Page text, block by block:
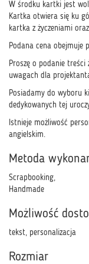
W środku kartki jest
Kartka otwiera się ku
kartka z życzeniami
Podana cena obejmuje
Proszę o podanie
uwagach dla
Posiadamy do wyboru
dedykowanych tej
Istnieje możliwość
angielskim.
Metoda
Scrapbooking,
Handmade
Możliwość
tekst, personalizacja
Rozmiar